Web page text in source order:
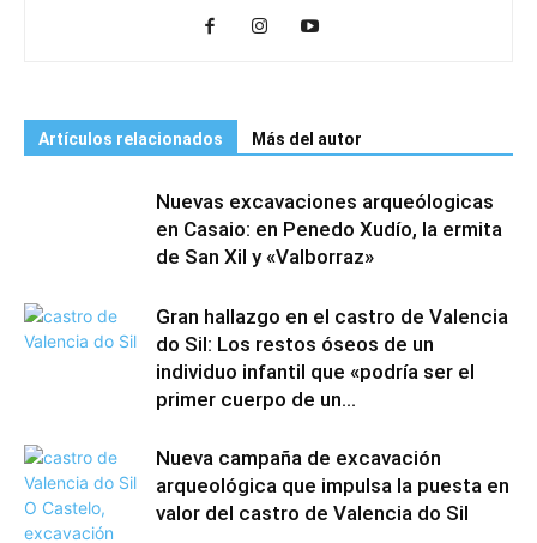
Artículos relacionados Más del autor
Nuevas excavaciones arqueólogicas
en Casaio: en Penedo Xudío, la ermita
de San Xil y «Valborraz»
Gran hallazgo en el castro de Valencia
do Sil: Los restos óseos de un
individuo infantil que «podría ser el
primer cuerpo de un...
Nueva campaña de excavación
arqueológica que impulsa la puesta en
valor del castro de Valencia do Sil